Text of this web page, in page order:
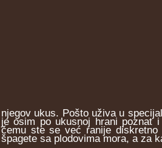
njegov ukus. Pošto uživa u
je osim po ukusnoj hrani poznat
čemu ste se već ranije
špagete sa plodovima mora, a za